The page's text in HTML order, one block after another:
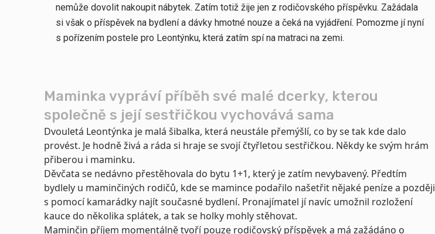
nemůže dovolit nakoupit nábytek. Zatím totiž žije jen z rodičovského příspěvku. Zažádala
si však o příspěvek na bydlení a dávky hmotné nouze a čeká na vyjádření. Pomozme jí nyní
s pořízením postele pro Leontýnku, která zatím spí na matraci na zemi.
Maminka vypráví příběh své malé dcerky, kterou
společně s její sestřičkou vychovává sama
Dvouletá Leontýnka je malá šibalka, která neustále přemýšlí, co by se tak kde dalo
provést. Je hodně živá a ráda si hraje se svojí čtyřletou sestřičkou. Někdy ke svým hrám
přiberou i maminku.
Děvčata se nedávno přestěhovala do bytu 1+1, který je zatím nevybavený. Předtím
bydlely u maminčiných rodičů, kde se mamince podařilo našetřit nějaké peníze a později
s pomocí kamarádky najít současné bydlení. Pronajímatel jí navíc umožnil rozložení
kauce do několika splátek, a tak se holky mohly stěhovat.
Maminčin příjem momentálně tvoří pouze rodičovský příspěvek a má zažádáno o